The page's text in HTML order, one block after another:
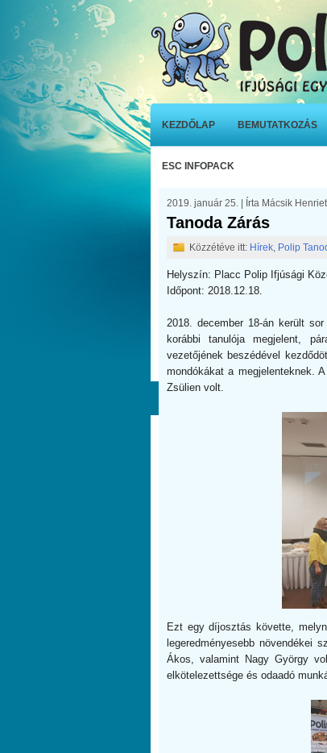
KEZDŐLAP BEMUTATKOZÁS
ESC INFOPACK
2019. január 25. | Írta Mácsik
Tanoda Zárás
Közzétéve itt: Hírek, Polip
Helyszín: Placc Polip Ifjúsági
Időpont: 2018.12.18.
2018. december 18-án került
korábbi tanulója megjelent,
vezetőjének beszédével
mondókákat a megjelenteknek.
Zsülien volt.
Ezt egy díjosztás követte,
legeredményesebb növendékei
Ákos, valamint Nagy György
elkötelezettsége és odaadó